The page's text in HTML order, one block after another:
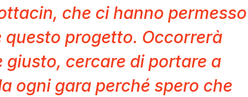
che ci hanno permesso
questo progetto. Occorrerà
giusto, cercare di portare a
ogni gara perché spero che